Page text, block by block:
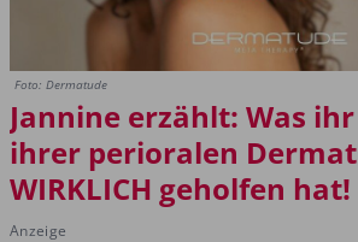
Foto: Dermatude
Jannine erzählt: Was
ihrer perioralen
WIRKLICH geholfen hat!
Anzeige